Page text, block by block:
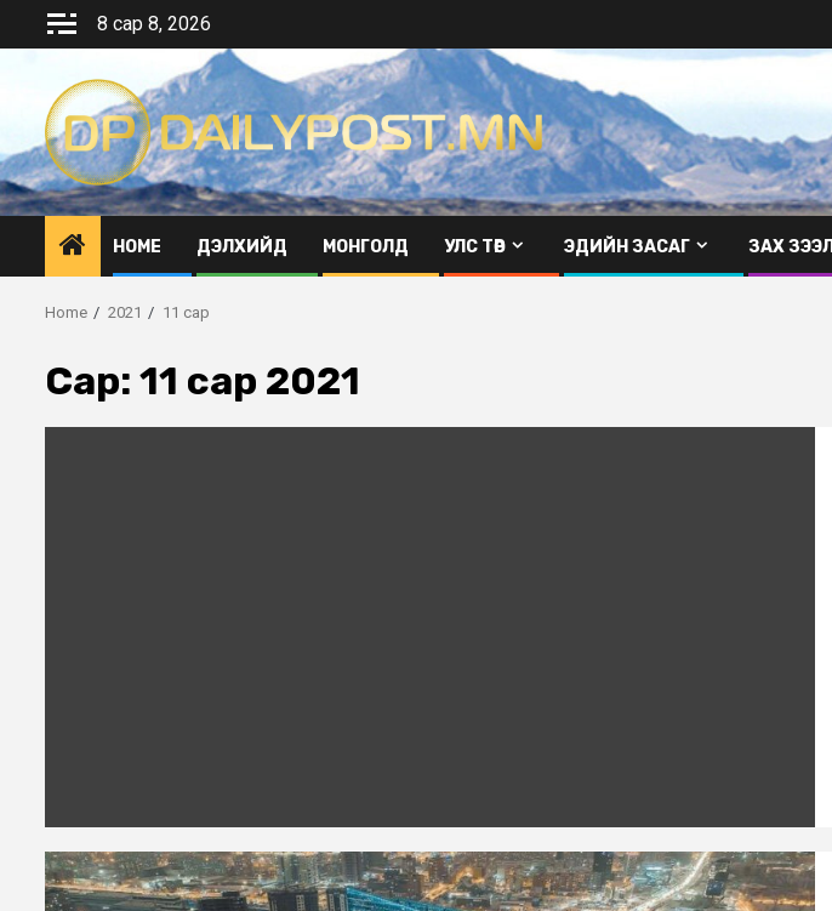
8 сар 8, 2026
HOME ДЭЛХИЙД МОНГОЛД УЛС ТӨР ЭДИЙН ЗАСАГ ЗАХ ЗЭЭЛ
Home 2021 11 сар
Сар: 11 сар 2021